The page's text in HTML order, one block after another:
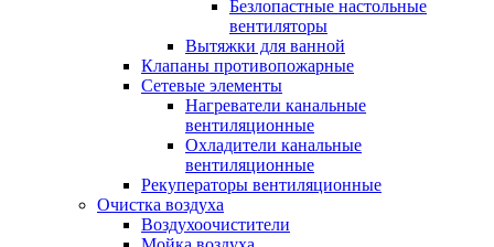
Безлопастные настольные
вентиляторы
Вытяжки для ванной
Клапаны противопожарные
Сетевые элементы
Нагреватели канальные
вентиляционные
Охладители канальные
вентиляционные
Рекуператоры вентиляционные
Очистка воздуха
Воздухоочистители